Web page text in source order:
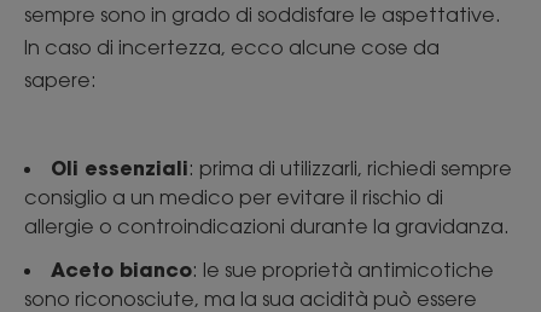
sempre sono in grado di soddisfare le aspettative.
In caso di incertezza, ecco alcune cose da
sapere:
Oli essenziali: prima di utilizzarli, richiedi sempre
consiglio a un medico per evitare il rischio di
allergie o controindicazioni durante la gravidanza.
Aceto bianco: le sue proprietà antimicotiche
sono riconosciute, ma la sua acidità può essere